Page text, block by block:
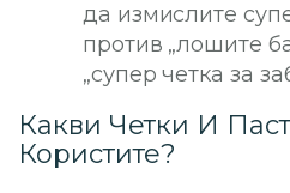
да измислите
против „лошите
„супер четка за
Какви Четки И
Користите?